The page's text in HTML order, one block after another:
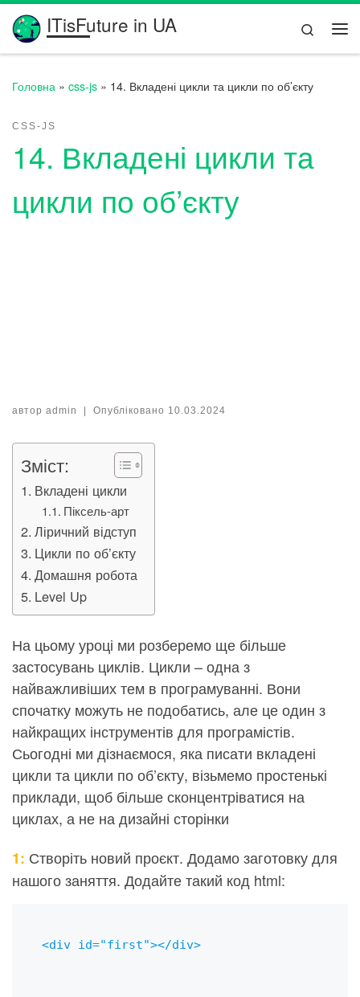
Перейти до вмісту
ITisFuture in UA
Search
Головна » css-js » 14. Вкладені цикли та цикли по об’єкту
CSS-JS
14. Вкладені цикли та
цикли по об’єкту
автор admin Опубліковано 10.03.2024
Зміст:
Вкладені цикли
Піксель-арт
Ліричний відступ
Цикли по об’єкту
Домашня робота
Level Up
На цьому уроці ми розберемо ще більше
застосувань циклів. Цикли – одна з
найважливіших тем в програмуванні. Вони
спочатку можуть не подобатись, але це один з
найкращих інструментів для програмістів.
Сьогодні ми дізнаємося, яка писати вкладені
цикли та цикли по об’єкту, візьмемо простенькі
приклади, щоб більше сконцентріватися на
циклах, а не на дизайні сторінки
1: Створіть новий проєкт. Додамо заготовку для
нашого заняття. Додайте такий код html:
<div id="first"></div>